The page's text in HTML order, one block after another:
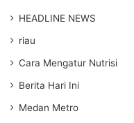
HEADLINE NEWS
riau
Cara Mengatur Nutrisi
Berita Hari Ini
Medan Metro